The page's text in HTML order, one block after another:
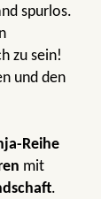
spurlos.
zu sein!
und den
Reihe
mit
.